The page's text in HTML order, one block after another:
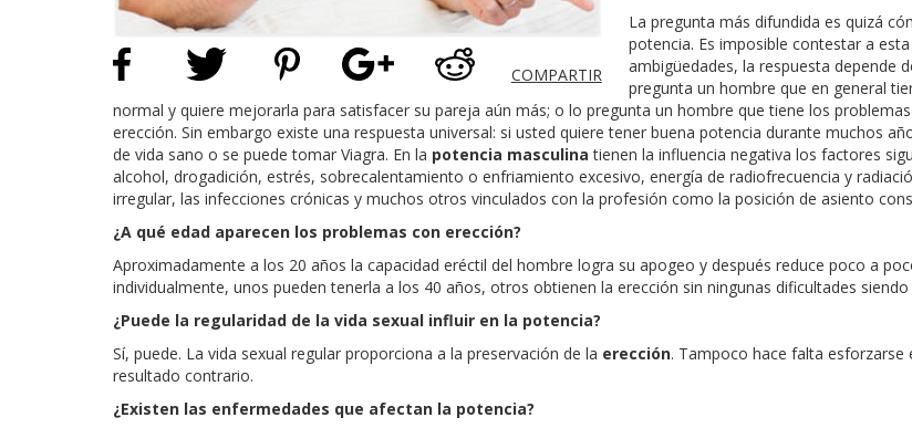
COMPARTIR
La pregunta más difundida es quizá
potencia. Es imposible contestar a
ambigüedades, la respuesta depende
pregunta un hombre que en general
normal y quiere mejorarla para satisfacer su pareja aún más; o lo pregunta un hombre que tiene los
erección. Sin embargo existe una respuesta universal: si usted quiere tener buena potencia durante muchos
de vida sano o se puede tomar Viagra. En la potencia masculina tienen la influencia negativa los factores
alcohol, drogadición, estrés, sobrecalentamiento o enfriamiento excesivo, energía de radiofrecuencia y
irregular, las infecciones crónicas y muchos otros vinculados con la profesión como la posición de asiento
¿A qué edad aparecen los problemas con erección?
Aproximadamente a los 20 años la capacidad eréctil del hombre logra su apogeo y después reduce poco a
individualmente, unos pueden tenerla a los 40 años, otros obtienen la erección sin ningunas dificultades siendo
¿Puede la regularidad de la vida sexual influir en la potencia?
Sí, puede. La vida sexual regular proporciona a la preservación de la erección. Tampoco hace falta esforzarse
resultado contrario.
¿Existen las enfermedades que afectan la potencia?